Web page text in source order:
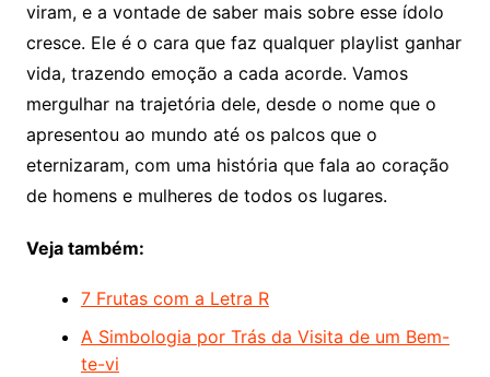
viram, e a vontade de saber mais sobre esse ídolo
cresce. Ele é o cara que faz qualquer playlist ganhar
vida, trazendo emoção a cada acorde. Vamos
mergulhar na trajetória dele, desde o nome que o
apresentou ao mundo até os palcos que o
eternizaram, com uma história que fala ao coração
de homens e mulheres de todos os lugares.
Veja também:
7 Frutas com a Letra R
A Simbologia por Trás da Visita de um Bem-
te-vi